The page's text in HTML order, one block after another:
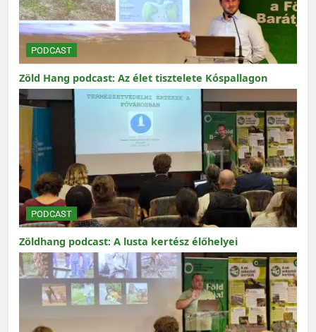
PODCAST
Zöld Hang podcast: Az élet tisztelete Kóspallagon
PODCAST
Zöldhang podcast: A lusta kertész élőhelyei